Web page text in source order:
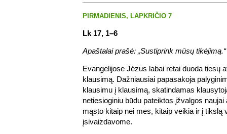
PIRMADIENIS, LAPKRIČIO 7
Lk 17, 1–6
Apaštalai prašė: „Sustiprink mūsų
Evangelijose Jėzus labai retai duoda tiesų
klausimą. Dažniausiai papasakoja
klausimu į klausimą, skatindamas
netiesioginiu būdu pateiktos įžvalgos
mąsto kitaip nei mes, kitaip veikia ir į tikslą
įsivaizdavome.